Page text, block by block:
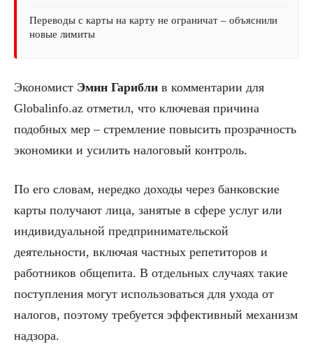
Переводы с карты на карту не ограничат – объяснили
новые лимиты
Экономист Эмин Гарибли в комментарии для
Globalinfo.az отметил, что ключевая причина
подобных мер – стремление повысить прозрачность
экономики и усилить налоговый контроль.
По его словам, нередко доходы через банковские
карты получают лица, занятые в сфере услуг или
индивидуальной предпринимательской
деятельности, включая частных репетиторов и
работников общепита. В отдельных случаях такие
поступления могут использоваться для ухода от
налогов, поэтому требуется эффективный механизм
надзора.